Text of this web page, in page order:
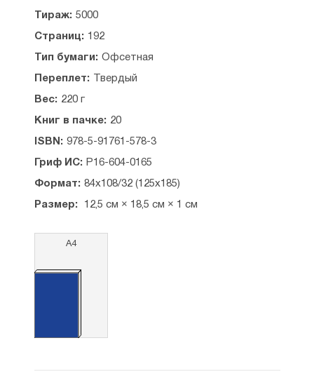
Лекция 3. КРАСОТА И РЕАЛЬНОСТЬ — 92
Ответы на вопросы — 119
Лекция 4. ЗНАЧЕНИЕ УРОДСТВА — 128
Ответы на вопросы — 153
ПРИЛОЖЕНИЕ
Джон Китс. Ода греческой вазе — 173
Альфред Теннисон. Цветок, расцветший
Клайв Стейплз Льюис. Chanson d’Aventure — 177
Клайв Стейплз Льюис. Последний пассажир —
Тираж: 5000
Страниц: 192
Тип бумаги: Офсетная
Переплет: Твердый
Вес: 220 г
Книг в пачке: 20
ISBN: 978-5-91761-578-3
Гриф ИС: Р16-604-0165
Формат: 84х108/32 (125х185)
Размер: 12,5 см × 18,5 см × 1 см
А4